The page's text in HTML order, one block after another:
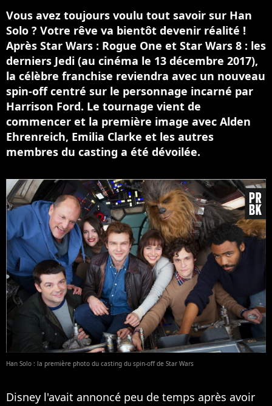
Vous avez toujours voulu tout savoir sur Han
Solo ? Votre rêve va bientôt devenir réalité !
Après Star Wars : Rogue One et Star Wars 8 : les
derniers Jedi (au cinéma le 13 décembre 2017),
la célèbre franchise reviendra avec un nouveau
spin-off centré sur le personnage incarné par
Harrison Ford. Le tournage vient de
commencer et la première image avec Alden
Ehrenreich, Emilia Clarke et les autres
membres du casting a été dévoilée.
Han Solo : la première photo du casting du spin-off de Star Wars
Disney l'avait annoncé peu de temps après avoir